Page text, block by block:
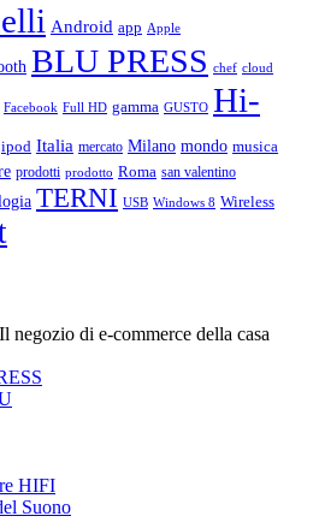
Android app Apple
BLU PRESS chef cloud
Facebook Full HD gamma GUSTO Hi-
ipod Italia mercato Milano mondo musica
prodotti prodotto Roma san valentino
TERNI USB Windows 8 Wireless
negozio di e-commerce della casa
HIFI
Suono